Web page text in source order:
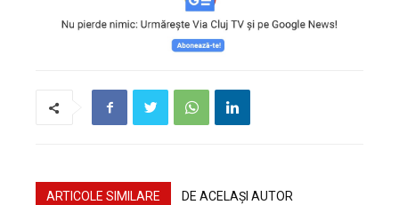
ARTICOLE SIMILARE DE ACELAȘI AUTOR